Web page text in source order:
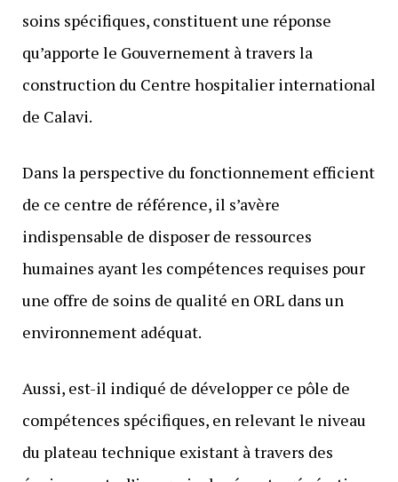
soins spécifiques, constituent une réponse
qu’apporte le Gouvernement à travers la
construction du Centre hospitalier international
de Calavi.
Dans la perspective du fonctionnement efficient
de ce centre de référence, il s’avère
indispensable de disposer de ressources
humaines ayant les compétences requises pour
une offre de soins de qualité en ORL dans un
environnement adéquat.
Aussi, est-il indiqué de développer ce pôle de
compétences spécifiques, en relevant le niveau
du plateau technique existant à travers des